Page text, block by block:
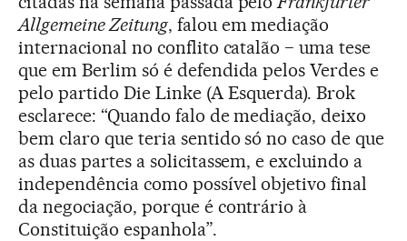
Allgemeine Zeitung, falou em mediação
internacional no conflito catalão − uma tese
que em Berlim só é defendida pelos Verdes e
pelo partido Die Linke (A Esquerda). Brok
esclarece: “Quando falo de mediação, deixo
bem claro que teria sentido só no caso de que
as duas partes a solicitassem, e excluindo a
independência como possível objetivo final
da negociação, porque é contrário à
Constituição espanhola”.